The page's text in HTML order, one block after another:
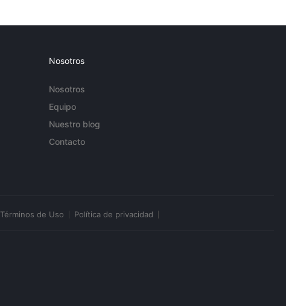
Nosotros
Nosotros
Equipo
Nuestro blog
Contacto
Términos de Uso Política de privacidad